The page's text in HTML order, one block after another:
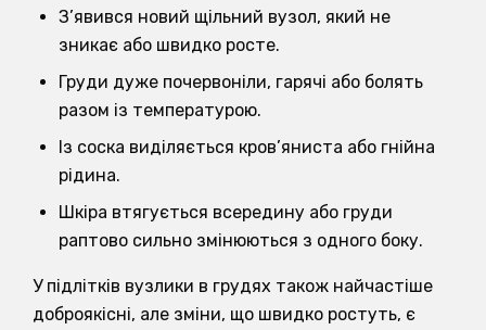
З’явився новий щільний вузол, який не
зникає або швидко росте.
Груди дуже почервоніли, гарячі або болять
разом із температурою.
Із соска виділяється кров’яниста або гнійна
рідина.
Шкіра втягується всередину або груди
раптово сильно змінюються з одного боку.
У підлітків вузлики в грудях також найчастіше
доброякісні, але зміни, що швидко ростуть, є